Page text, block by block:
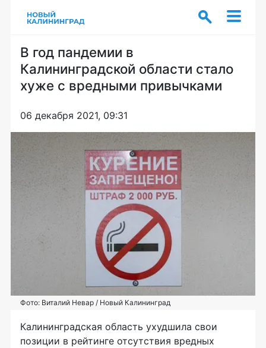
В год пандемии в
Калининградской области стало
хуже с вредными привычками
06 декабря 2021, 09:31
Фото: Виталий Невар / Новый Калининград
Калининградская область ухудшила свои
позиции в рейтинге отсутствия вредных